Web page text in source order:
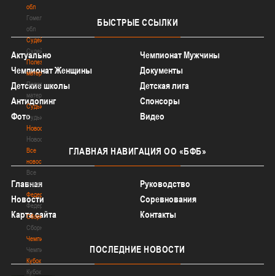
обл
Гомельская
обл
Судейство
Судейство
Полезные
материалы
Полезные
материалы
Судьи
Судьи
Новости
Новости
Все
новости
Все
новости
Федерация
Федерация
Сборные
Сборные
Чемпионат
Чемпионат
Кубок
Кубок
БЫСТРЫЕ ССЫЛКИ
Актуально
Чемпионат Мужчины
Чемпионат Женщины
Документы
Детские школы
Детская лига
Антидопинг
Спонсоры
Фото
Видео
ГЛАВНАЯ НАВИГАЦИЯ ОО «БФБ»
Главная
Руководство
Новости
Соревнования
Карта сайта
Контакты
ПОСЛЕДНИЕ НОВОСТИ